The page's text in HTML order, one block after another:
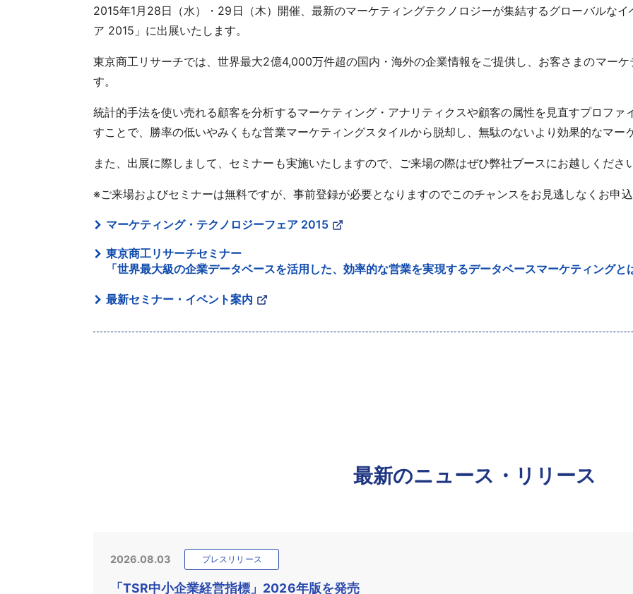
2015年1月28日（水）・29日（木）開催、最新のマーケティングテクノロジーが集結するグローバルな
ア 2015」に出展いたします。
東京商工リサーチでは、世界最大2億4,000万件超の国内・海外の企業情報をご提供し、お客さまのマー
す。
統計的手法を使い売れる顧客を分析するマーケティング・アナリティクスや顧客の属性を見直すプロフ
すことで、勝率の低いやみくもな営業マーケティングスタイルから脱却し、無駄のないより効果的なマー
また、出展に際しまして、セミナーも実施いたしますので、ご来場の際はぜひ弊社ブースにお越しくださ
※ご来場およびセミナーは無料ですが、事前登録が必要となりますのでこのチャンスをお見逃しなくお申
マーケティング・テクノロジーフェア 2015
東京商工リサーチセミナー
「世界最大級の企業データベースを活用した、効率的な営業を実現するデータベースマーケティングと
最新セミナー・イベント案内
最新のニュース・リリース
2026.08.03 プレスリリース
「TSR中小企業経営指標」2026年版を発売